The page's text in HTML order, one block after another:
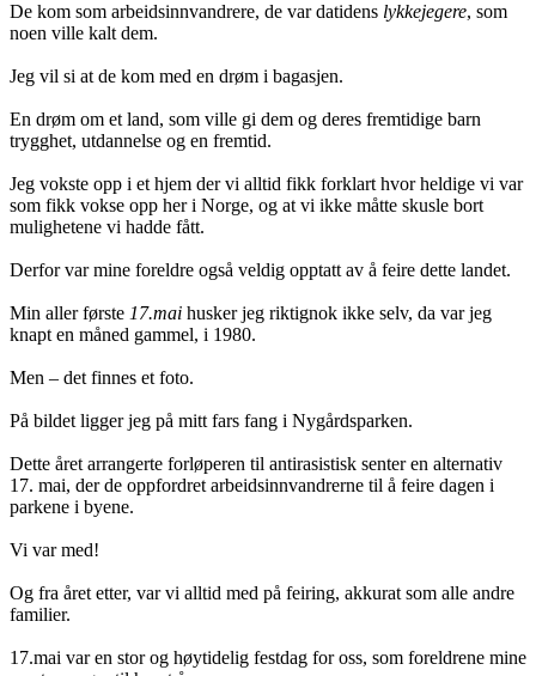
De kom som arbeidsinnvandrere, de var datidens lykkejegere, som
noen ville kalt dem.
Jeg vil si at de kom med en drøm i bagasjen.
En drøm om et land, som ville gi dem og deres fremtidige barn
trygghet, utdannelse og en fremtid.
Jeg vokste opp i et hjem der vi alltid fikk forklart hvor heldige vi var
som fikk vokse opp her i Norge, og at vi ikke måtte skusle bort
mulighetene vi hadde fått.
Derfor var mine foreldre også veldig opptatt av å feire dette landet.
Min aller første 17.mai husker jeg riktignok ikke selv, da var jeg
knapt en måned gammel, i 1980.
Men – det finnes et foto.
På bildet ligger jeg på mitt fars fang i Nygårdsparken.
Dette året arrangerte forløperen til antirasistisk senter en alternativ
17. mai, der de oppfordret arbeidsinnvandrerne til å feire dagen i
parkene i byene.
Vi var med!
Og fra året etter, var vi alltid med på feiring, akkurat som alle andre
familier.
17.mai var en stor og høytidelig festdag for oss, som foreldrene mine